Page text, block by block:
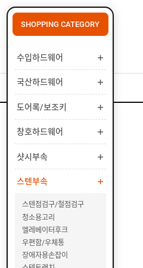
SHOPPING CATEGORY
수입하드웨어
국산하드웨어
도어록/보조키
창호하드웨어
샷시부속
스텐부속
스텐점검구/철점검구
청소용고리
엘레베이터후크
우편함/우체통
장애자용손잡이
로그인
회원가입
마이페이지
배송조회
수
입
하
웨
어
국
산
하
웨
어
도
록
/
보
조
키
창
호
하
드
웨
어
샷
시
부
속
스